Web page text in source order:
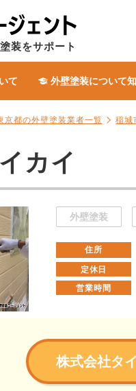
装をサポート
て 外壁塗装について
京都の外壁塗装業者一覧 稲城
カイ
外壁塗装
住所
定休日
営業時間
株式会社タ